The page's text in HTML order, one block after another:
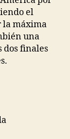
el
la máxima
una
dos finales